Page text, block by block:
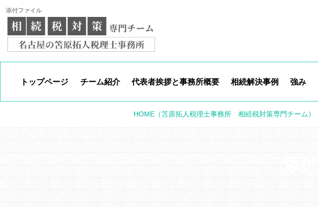
添付ファイル
トップページ チーム紹介 代表者挨拶と事務所概要 相続解決事例 強み
HOME （笘原拓人税理士事務所 相続税対策専門チーム）